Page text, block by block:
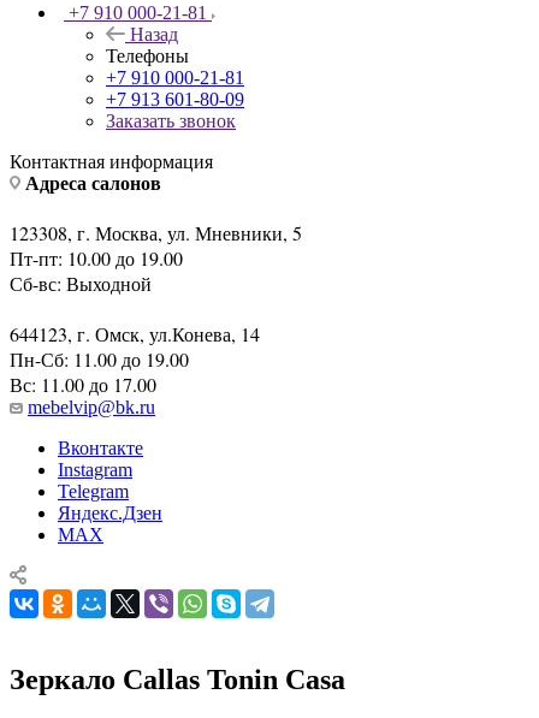
+7 913 601-80-09
Заказать звонок
Контактная информация
Адреса салонов
Пт-пт: 10.00 до 19.00
Сб-вс: Выходной
644123, г. Омск, ул.Конева, 14
Пн-Сб: 11.00 до 19.00
Вс: 11.00 до 17.00
Вконтакте
Instagram
Telegram
MAX
Зеркало Callas Tonin Casa
—
Каталог